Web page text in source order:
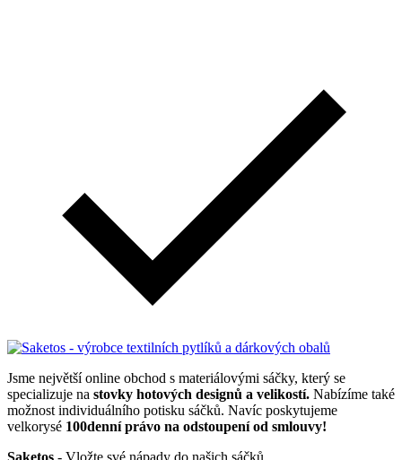
Jsme největší online obchod s materiálovými sáčky, který se
specializuje na stovky hotových designů a velikostí. Nabízíme také
možnost individuálního potisku sáčků. Navíc poskytujeme
velkorysé 100denní právo na odstoupení od smlouvy!
Saketos - Vložte své nápady do našich sáčků